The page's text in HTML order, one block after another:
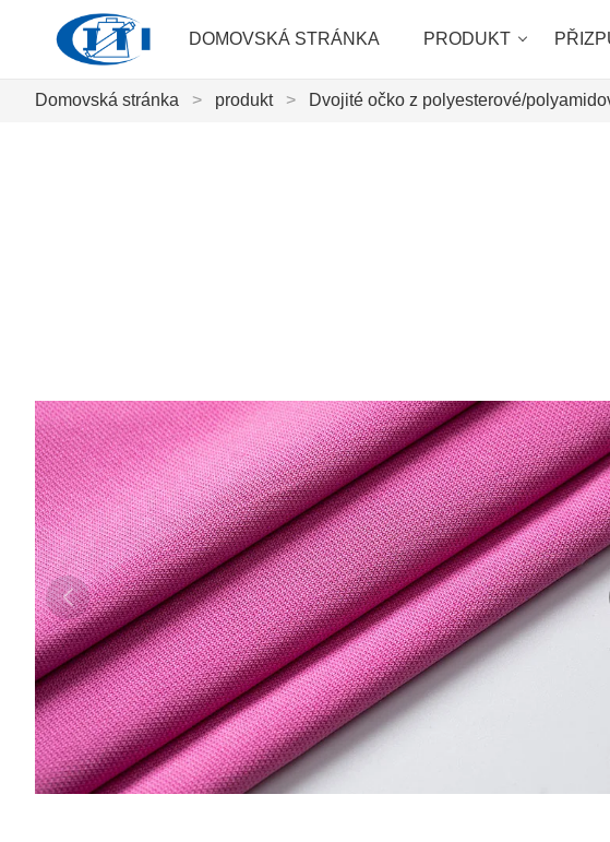
DOMOVSKÁ STRÁNKA PRODUKT
Domovská stránka > produkt > Dvojité očko z polyesterové/